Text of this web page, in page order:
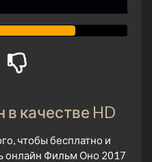
в качестве HD
чтобы бесплатно и
онлайн Фильм Оно 2017